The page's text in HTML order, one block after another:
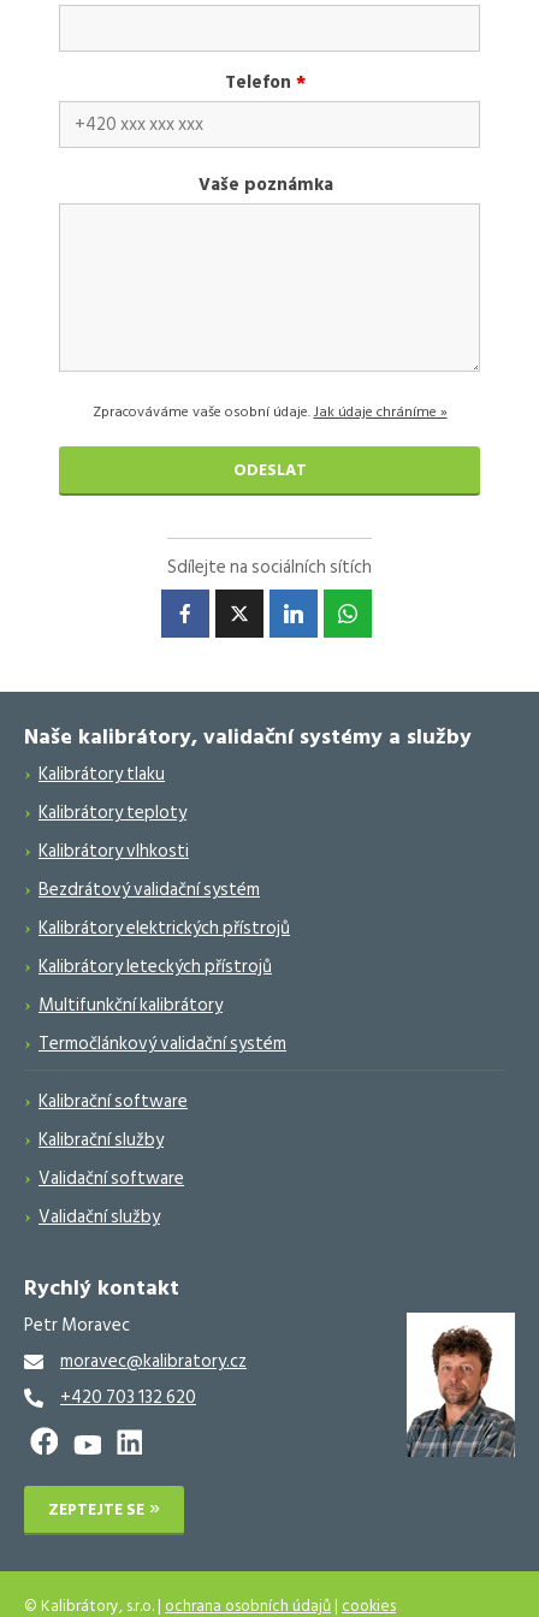
Telefon *
Vaše poznámka
Zpracováváme vaše osobní údaje.Jak údaje chráníme »
Sdílejte na sociálních sítích
Naše kalibrátory, validační systémy a služby
Kalibrátory tlaku
Kalibrátory teploty
Kalibrátory vlhkosti
Bezdrátový validační systém
Kalibrátory elektrických přístrojů
Kalibrátory leteckých přístrojů
Multifunkční kalibrátory
Termočlánkový validační systém
Kalibrační software
Kalibrační služby
Validační software
Validační služby
Rychlý kontakt
Petr Moravec
moravec@kalibratory.cz
+420 703 132 620
ZEPTEJTE SE
© Kalibrátory, s.r.o. |ochrana osobních údajů|cookies